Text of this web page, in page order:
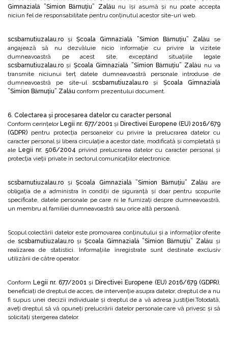
Gimnazială ”Simion Bărnuțiu” Zalăunu își asumă și nu poate accepta
niciun fel de responsabilitate pentru conținutul acestor site-uri web.
scsbarnutiuzalau.ro șiȘcoala Gimnazială ”Simion Bărnuțiu” Zalăuse
angajează să nu dezvăluie nicio informație cu privire la vizitele
dumneavoastră pe acest site, exceptând situațiile legale
scsbarnutiuzalau.ro și Școala Gimnazială ”Simion Bărnuțiu” Zalău nu va
transmite niciunui terț datele dumneavoastră personale introduse de
dumneavoastră pe site-ul scsbarnutiuzalau.ro și Școala Gimnazială
”Simion Bărnuțiu” Zalău conform prezentului document.
6. Colectarea și procesarea datelor cu caracter personal
Conform cerințelor Legii nr. 677/2001 și Directivei Europene (EU) 2016/679
(GDPR) pentru protecția persoanelor cu privire la prelucrarea datelor cu
caracter personal și libera circulație a acestor date, modificată și completată și
ale Legii nr. 506/2004 privind prelucrarea datelor cu caracter personal și
protecția vieții private în sectorul comunicațiilor electronice.
scsbarnutiuzalau.ro șiȘcoala Gimnazială ”Simion Bărnuțiu” Zalău are
obligația de a administra în condiții de siguranță și doar pentru scopurile
specificate, datele personale pe care ni le furnizați despre dumneavoastră,
un membru al familiei dumneavoastră sau orice altă persoană.
Scopul colectării datelor este promovarea conținutului și a informaților oferite
de scsbarnutiuzalau.roși Școala Gimnazială ”Simion Bărnuțiu” Zalău și
realizarea de statistici. Informațiile înregistrate sunt destinate exclusiv
utilizării de către operator.
Conform Legii nr. 677/2001 și Directivei Europene (EU) 2016/679 (GDPR),
beneficiați de dreptul de acces, de intervenție asupra datelor, dreptul de a nu
fi supus unei decizii individuale și dreptul de a vă adresa justiției.Totodată,
aveți dreptul să vă opuneți prelucrării datelor personale care vă privesc și să
solicitați ștergerea datelor.